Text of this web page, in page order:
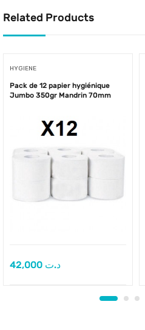
Related Products
HYGIENE
Pack de 12 papier hygiénique
Jumbo 350gr Mandrin 70mm
د.ت